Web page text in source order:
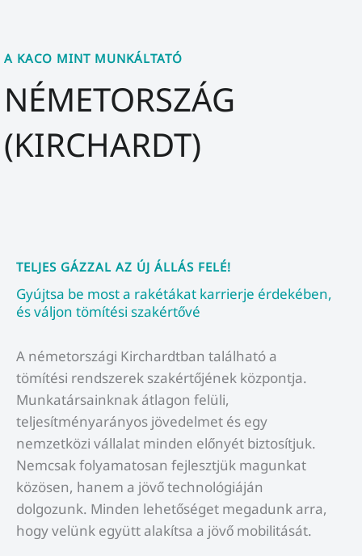
A KACO MINT MUNKÁLTATÓ
NÉMETORSZÁG
(KIRCHARDT)
TELJES GÁZZAL AZ ÚJ ÁLLÁS FELÉ!
Gyújtsa be most a rakétákat karrierje érdekében,
és váljon tömítési szakértővé
A németországi Kirchardtban található a
tömítési rendszerek szakértőjének központja.
Munkatársainknak átlagon felüli,
teljesítményarányos jövedelmet és egy
nemzetközi vállalat minden előnyét biztosítjuk.
Nemcsak folyamatosan fejlesztjük magunkat
közösen, hanem a jövő technológiáján
dolgozunk. Minden lehetőséget megadunk arra,
hogy velünk együtt alakítsa a jövő mobilitását.